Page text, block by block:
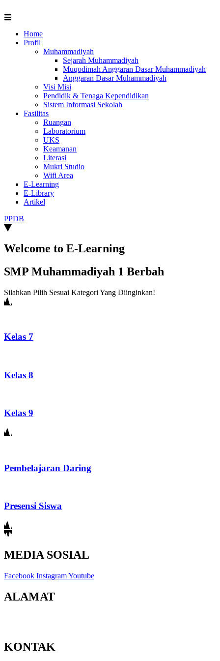
to
Home
Profil
Muhammadiyah
Sejarah Muhammadiyah
Muqodimah Anggaran Dasar Muhammadiyah
Anggaran Dasar Muhammadiyah
Visi Misi
Pendidik & Tenaga Kependidikan
Sistem Informasi Sekolah
Fasilitas
Ruangan
Laboratorium
UKS
Keamanan
Literasi
Mukri Studio
Wifi Area
E-Learning
E-Library
Artikel
PPDB
Welcome to E-Learning
SMP Muhammadiyah 1 Berbah
Silahkan Pilih Sesuai Kategori Yang Diinginkan!
Kelas 7
Kelas 8
Kelas 9
Pembelajaran Daring
Presensi Siswa
MEDIA SOSIAL
Facebook InstagramYoutube
ALAMAT
KONTAK